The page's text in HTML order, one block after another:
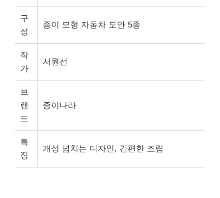
구
성
종이 모형 자동차 도안 5종
작
가
서원선
브
랜
드
종이나라
특
징
개성 넘치는 디자인, 간편한 조립